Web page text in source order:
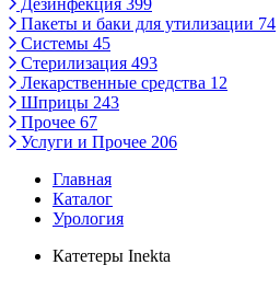
Дезинфекция 399
Пакеты и баки для утилизации 74
Системы 45
Стерилизация 493
Лекарственные средства 12
Шприцы 243
Прочее 67
Услуги и Прочее 206
Главная
Каталог
Урология
Катетеры Inekta